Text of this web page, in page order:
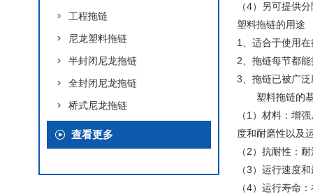
工程拖链
尼龙塑料拖链
半封闭尼龙拖链
全封闭尼龙拖链
桥式尼龙拖链
查看更多
（4）另可提供
塑料拖链的用途
1、适合于使用
2、拖链每节都
3、拖链已被广
塑料拖链的
（1）材料：增
度和耐磨性以及
（2）抗耐性：
（3）运行速度
（4）运行寿命